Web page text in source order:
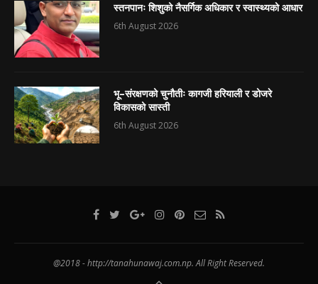
स्तनपानः शिशुको नैसर्गिक अधिकार र स्वास्थ्यको आधार
6th August 2026
भू–संरक्षणको चुनौतीः कागजी हरियाली र डोजरे
विकासको सास्ती
6th August 2026
@2018 - http://tanahunawaj.com.np. All Right Reserved.